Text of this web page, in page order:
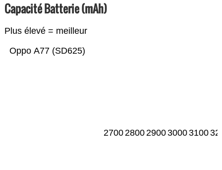
Capacité Batterie (mAh)
Plus élevé = meilleur
Oppo A77 (SD625)
27002800290030003100